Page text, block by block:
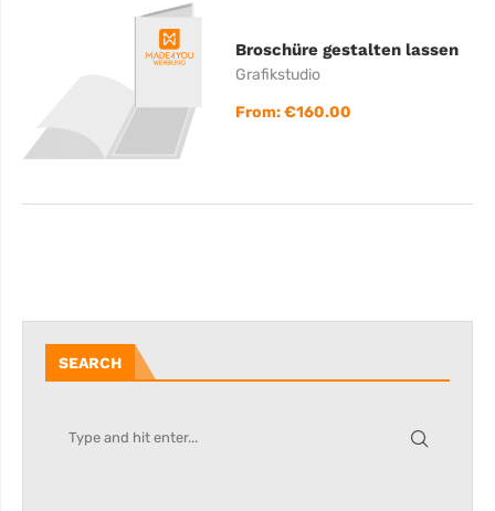
Broschüre gestalten lassen
Grafikstudio
From:€160.00
SEARCH